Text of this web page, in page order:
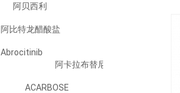
阿贝西利
阿比特龙醋酸盐
Abrocitinib
阿卡拉布替尼
ACARBOSE